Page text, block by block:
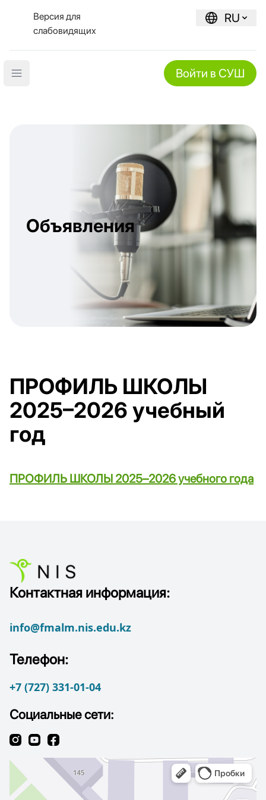
Версия для
слабовидящих
RU
Open main menu Войти в СУШ
Объявления
ПРОФИЛЬ ШКОЛЫ
2025–2026 учебный
год
ПРОФИЛЬ ШКОЛЫ 2025–2026 учебного года
Контактная информация:
info@fmalm.nis.edu.kz
Телефон:
+7 (727) 331-01-04
Социальные сети: